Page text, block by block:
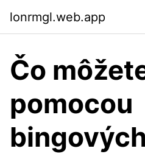
lonrmgl.web.app
Čo
pomocou